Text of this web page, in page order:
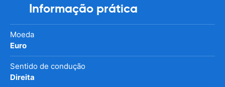
Informação prática
Moeda
Euro
Sentido de condução
Direita